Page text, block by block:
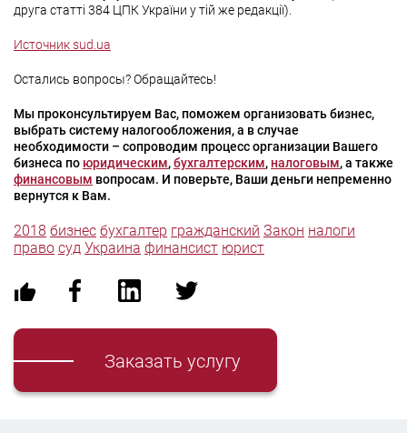
друга статті 384 ЦПК України у тій же редакції).
Источник sud.ua
Остались вопросы? Обращайтесь!
Мы проконсультируем Вас, поможем организовать бизнес,
выбрать систему налогообложения, а в случае
необходимости – сопроводим процесс организации Вашего
бизнеса по юридическим,бухгалтерским, налоговым, а также
финансовым вопросам. И поверьте, Ваши деньги непременно
вернутся к Вам.
2018 бизнес бухгалтер гражданский Закон налоги
право суд Украина финансист юрист
Заказать услугу